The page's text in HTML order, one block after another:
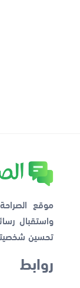
موقع
واستقبال
تحسين
روابط